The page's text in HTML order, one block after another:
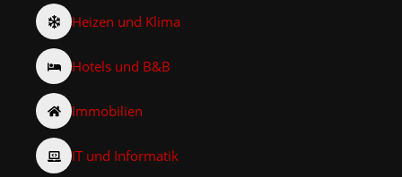
Heizen und Klima
Hotels und B&B
Immobilien
IT und Informatik